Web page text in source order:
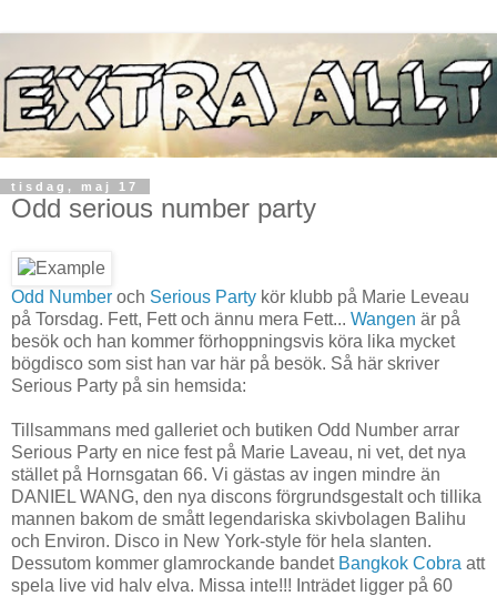
tisdag, maj 17
Odd serious number party
Odd Number och Serious Party kör klubb på Marie Leveau
på Torsdag. Fett, Fett och ännu mera Fett... Wangen är på
besök och han kommer förhoppningsvis köra lika mycket
bögdisco som sist han var här på besök. Så här skriver
Serious Party på sin hemsida:
Tillsammans med galleriet och butiken Odd Number arrar
Serious Party en nice fest på Marie Laveau, ni vet, det nya
stället på Hornsgatan 66. Vi gästas av ingen mindre än
DANIEL WANG, den nya discons förgrundsgestalt och tillika
mannen bakom de smått legendariska skivbolagen Balihu
och Environ. Disco in New York-style för hela slanten.
Dessutom kommer glamrockande bandet Bangkok Cobra att
spela live vid halv elva. Missa inte!!! Inträdet ligger på 60